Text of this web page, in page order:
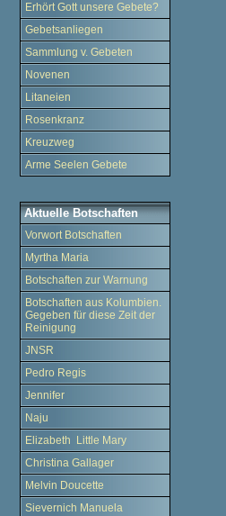
Erhört Gott unsere Gebete?
Gebetsanliegen
Sammlung v. Gebeten
Novenen
Litaneien
Rosenkranz
Kreuzweg
Arme Seelen Gebete
Aktuelle Botschaften
Vorwort Botschaften
Myrtha Maria
Botschaften zur Warnung
Botschaften aus Kolumbien.
Gegeben für diese Zeit der
Reinigung
JNSR
Pedro Regis
Jennifer
Naju
Elizabeth Little Mary
Christina Gallager
Melvin Doucette
Sievernich Manuela